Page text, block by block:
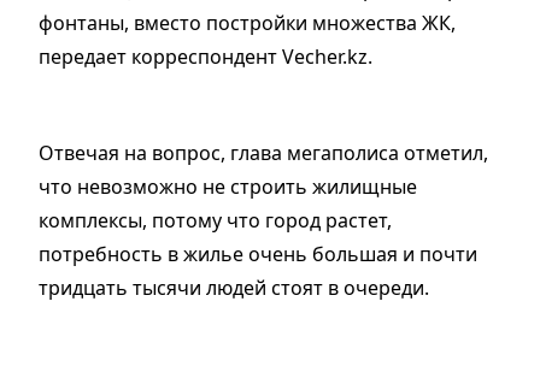
фонтаны, вместо постройки множества ЖК,
передает корреспондент Vecher.kz.
Отвечая на вопрос, глава мегаполиса отметил,
что невозможно не строить жилищные
комплексы, потому что город растет,
потребность в жилье очень большая и почти
тридцать тысячи людей стоят в очереди.